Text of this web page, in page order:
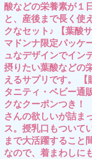
酸などの栄養素が１
と、産後まで長く使
クなセット♪ 【葉酸
マドンナ限定パッケ
ュなデザインでイン
摂りたい葉酸などの
えるサプリです。
タニティ・ベビー通
クなクーポンつき！
さんの欲しいが詰ま
ス。授乳口もついて
まで大活躍すること
なので、着まわしに